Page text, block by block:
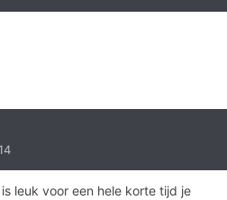
leuk voor een hele korte tijd je